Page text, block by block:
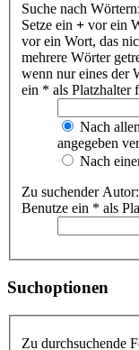
Suche nach Wörtern:
Setze ein + vor ein
vor ein Wort, das
mehrere Wörter
wenn nur eines der
ein * als Platzhalter
Nach
angegeben
Nach
Zu suchender Autor:
Benutze ein * als
Suchoptionen
Zu durchsuchende